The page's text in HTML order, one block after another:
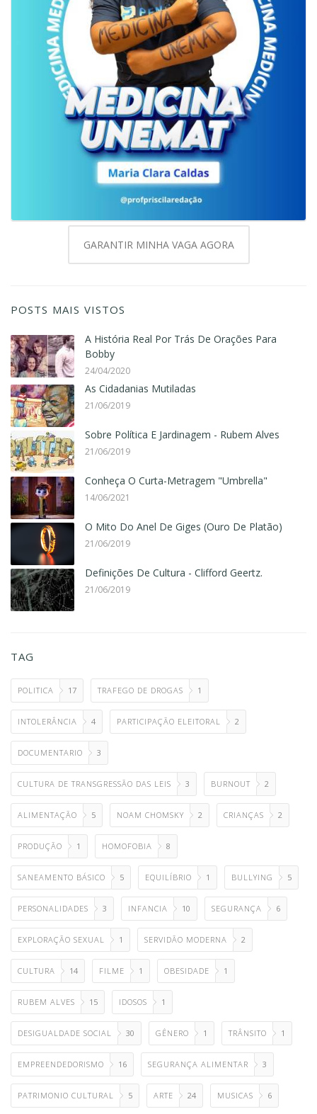
GARANTIR MINHA VAGA AGORA
POSTS MAIS VISTOS
A História Real Por Trás De Orações Para
Bobby
24/04/2020
As Cidadanias Mutiladas
21/06/2019
Sobre Política E Jardinagem - Rubem Alves
21/06/2019
Conheça O Curta-Metragem "Umbrella"
14/06/2021
O Mito Do Anel De Giges (Ouro De Platão)
21/06/2019
Definições De Cultura - Clifford Geertz.
21/06/2019
TAG
POLITICA 17 TRAFEGO DE DROGAS 1
INTOLERÂNCIA 4 PARTICIPAÇÃO ELEITORAL 2
DOCUMENTARIO 3
CULTURA DE TRANSGRESSÃO DAS LEIS 3 BURNOUT 2
ALIMENTAÇÃO 5 NOAM CHOMSKY 2 CRIANÇAS 2
PRODUÇÃO 1 HOMOFOBIA 8
SANEAMENTO BÁSICO 5 EQUILÍBRIO 1 BULLYING 5
PERSONALIDADES 3 INFANCIA 10 SEGURANÇA 6
EXPLORAÇÃO SEXUAL 1 SERVIDÃO MODERNA 2
CULTURA 14 FILME 1 OBESIDADE 1
RUBEM ALVES 15 IDOSOS 1
DESIGUALDADE SOCIAL 30 GÊNERO 1 TRÂNSITO 1
EMPREENDEDORISMO 16 SEGURANÇA ALIMENTAR 3
PATRIMONIO CULTURAL 5 ARTE 24 MUSICAS 6